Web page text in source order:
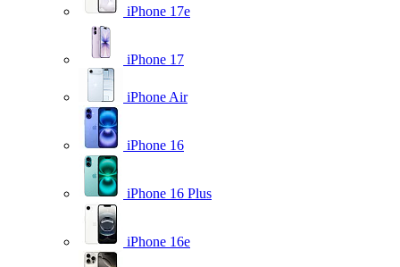
iPhone 17e
iPhone 17
iPhone Air
iPhone 16
iPhone 16 Plus
iPhone 16e